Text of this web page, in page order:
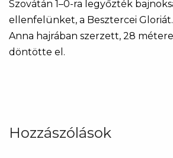
Szovátán 1–0-ra legyőzték
ellenfelünket, a Besztercei
Anna hajrában szerzett, 28
döntötte el.
Hozzászólások